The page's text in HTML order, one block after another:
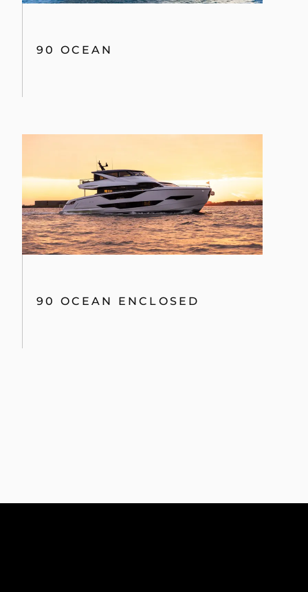
90 OCEAN
90 OCEAN ENCLOSED